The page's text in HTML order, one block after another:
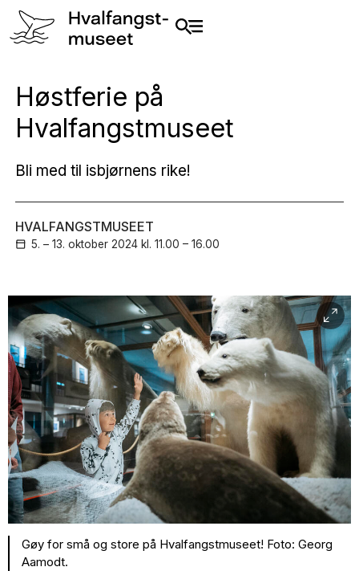
Høstferie på
Hvalfangstmuseet
Bli med til isbjørnens rike!
HVALFANGSTMUSEET
5. – 13. oktober 2024 kl. 11.00 – 16.00
Gøy for små og store på Hvalfangstmuseet! Foto: Georg
Aamodt.